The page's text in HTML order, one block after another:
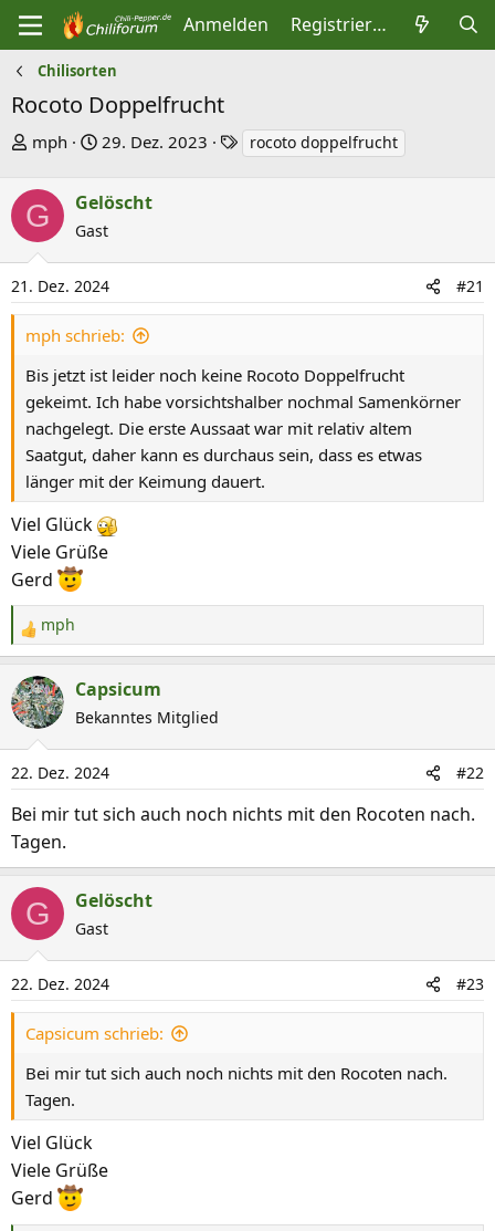
Anmelden Registrieren
Chilisorten
Rocoto Doppelfrucht
E
s
t
e
l
mph
E
s
t
l
m
29. Dez. 2023
w
t
e
rocoto doppelfrucht
G Gelöscht
Gast
21. Dez. 2024 #21
mph schrieb:
Bis jetzt ist leider noch keine Rocoto Doppelfrucht
gekeimt. Ich habe vorsichtshalber nochmal Samenkörner
nachgelegt. Die erste Aussaat war mit relativ altem
Saatgut, daher kann es durchaus sein, dass es etwas
länger mit der Keimung dauert.
Viel Glück
Viele Grüße
Gerd
R
e
a
k
i
o
n
e
n
mph
Capsicum
Bekanntes Mitglied
22. Dez. 2024 #22
Bei mir tut sich auch noch nichts mit den Rocoten nach.
Tagen.
G Gelöscht
Gast
22. Dez. 2024 #23
Capsicum schrieb:
Bei mir tut sich auch noch nichts mit den Rocoten nach.
Tagen.
Viel Glück
Viele Grüße
Gerd